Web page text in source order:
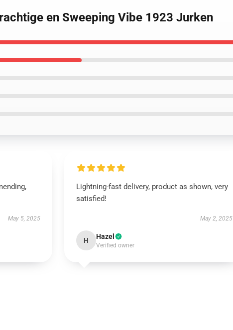
en Sweeping Vibe 1923 Jurken
May 5, 2025
Lightning-fast delivery, product as shown, very
satisfied!
May 2, 2025
H Hazel
Verified owner